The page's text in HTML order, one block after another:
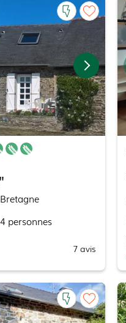
4personnes
7avis